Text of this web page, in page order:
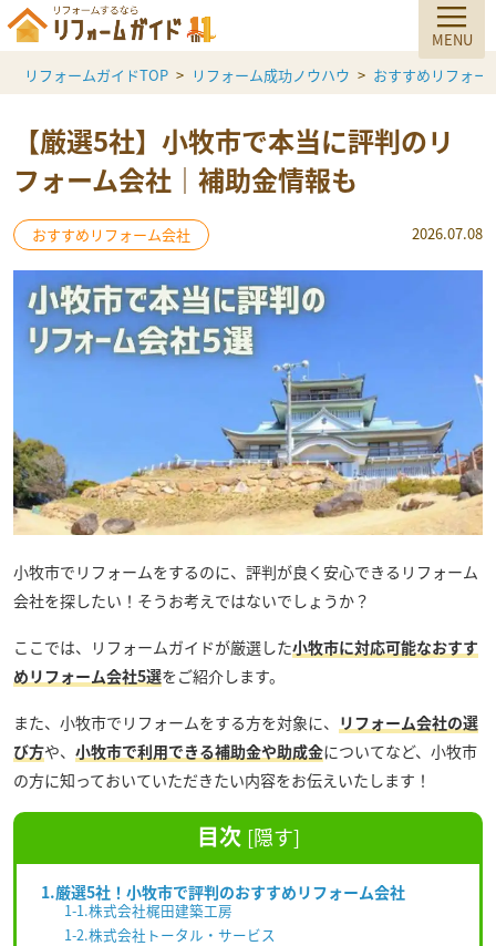
リフォームガイドTOP リフォーム成功ノウハウ おすすめリフォー
【厳選5社】小牧市で本当に評判のリ
フォーム会社｜補助金情報も
おすすめリフォーム会社 2026.07.08
小牧市でリフォームをするのに、評判が良く安心できるリフォーム
会社を探したい！そうお考えではないでしょうか？
ここでは、リフォームガイドが厳選した小牧市に対応可能なおすす
めリフォーム会社5選をご紹介します。
また、小牧市でリフォームをする方を対象に、 リフォーム会社の選
び方や、 小牧市で利用できる補助金や助成金についてなど、小牧市
の方に知っておいていただきたい内容をお伝えいたします！
目次 [隠す]
1.厳選5社！小牧市で評判のおすすめリフォーム会社
1-1.株式会社梶田建築工房
1-2.株式会社トータル・サービス